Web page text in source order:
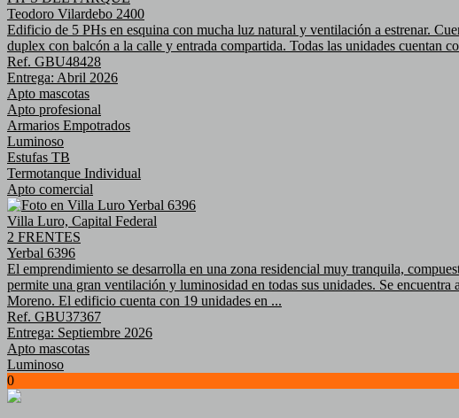
Teodoro Vilardebo 2400
Edificio de 5 PHs en esquina con mucha luz natural y ventilación a estrenar.
duplex con balcón a la calle y entrada compartida. Todas las unidades cuentan
Ref. GBU48428
Entrega: Abril 2026
Apto mascotas
Apto profesional
Armarios Empotrados
Luminoso
Estufas TB
Termotanque Individual
Apto comercial
Villa Luro, Capital Federal
2 FRENTES
Yerbal 6396
El emprendimiento se desarrolla en una zona residencial muy tranquila,
permite una gran ventilación y luminosidad en todas sus unidades. Se
Moreno. El edificio cuenta con 19 unidades en ...
Ref. GBU37367
Entrega: Septiembre 2026
Apto mascotas
Luminoso
0